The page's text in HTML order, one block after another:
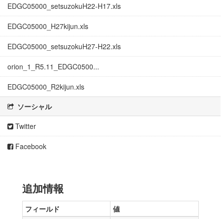
EDGC05000_setsuzokuH22-H17.xls
EDGC05000_H27kijun.xls
EDGC05000_setsuzokuH27-H22.xls
orion_1_R5.11_EDGC0500...
EDGC05000_R2kijun.xls
ソーシャル
Twitter
Facebook
追加情報
フィールド
値